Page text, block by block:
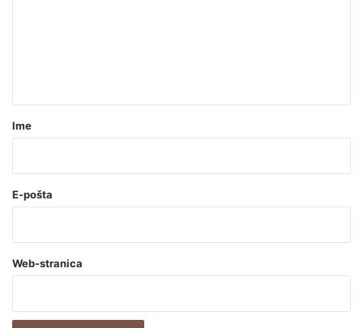
r
o
a
v
z
Ime
E-pošta
Web-stranica